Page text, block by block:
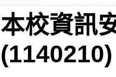
本校資訊
(1140210)